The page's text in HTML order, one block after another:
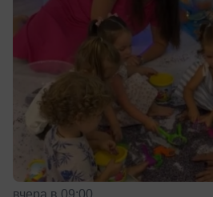
вчера в 09:00